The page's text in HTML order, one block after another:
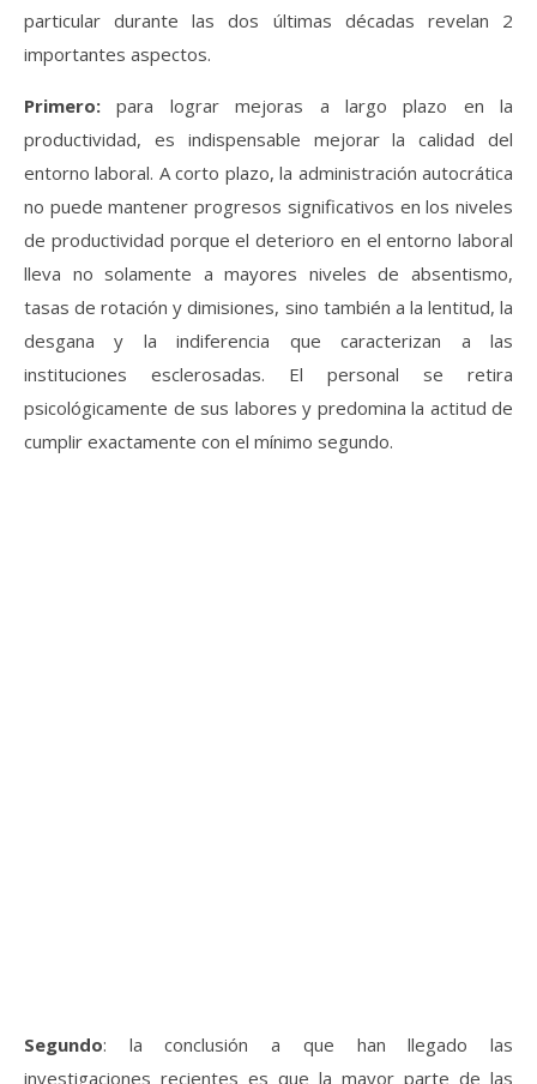
particular durante las dos últimas décadas revelan 2
importantes aspectos.
Primero: para lograr mejoras a largo plazo en la
productividad, es indispensable mejorar la calidad del
entorno laboral. A corto plazo, la administración autocrática
no puede mantener progresos significativos en los niveles
de productividad porque el deterioro en el entorno laboral
lleva no solamente a mayores niveles de absentismo,
tasas de rotación y dimisiones, sino también a la lentitud, la
desgana y la indiferencia que caracterizan a las
instituciones esclerosadas. El personal se retira
psicológicamente de sus labores y predomina la actitud de
cumplir exactamente con el mínimo segundo.
Segundo: la conclusión a que han llegado las
investigaciones recientes es que la mayor parte de las